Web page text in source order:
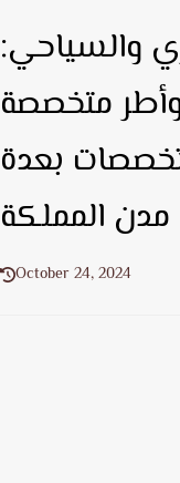
والسياحي:
متخصصة
بعدة
مدن المملكة
October 24, 2024